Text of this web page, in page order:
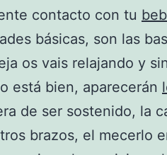
contacto con tu
básicas, son las
os vais relajando y
está bien, aparecerán
de ser sostenido, la
brazos, el mecerlo